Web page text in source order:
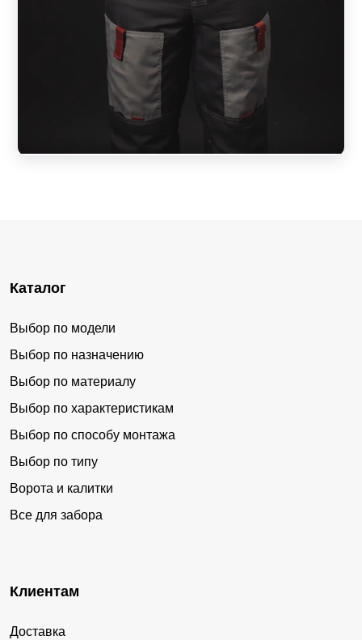
Каталог
Выбор по модели
Выбор по назначению
Выбор по материалу
Выбор по характеристикам
Выбор по способу монтажа
Выбор по типу
Ворота и калитки
Все для забора
Клиентам
Доставка